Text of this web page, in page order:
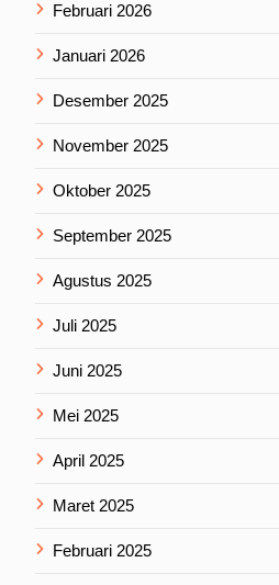
Februari 2026
Januari 2026
Desember 2025
November 2025
Oktober 2025
September 2025
Agustus 2025
Juli 2025
Juni 2025
Mei 2025
April 2025
Maret 2025
Februari 2025